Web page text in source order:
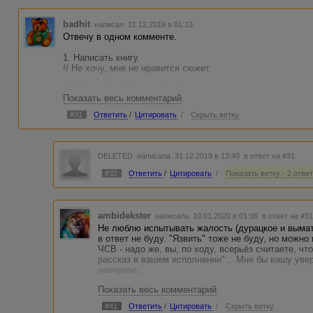
badhit написал 31.12.2019 в 01:13
Отвечу в одном комменте.
1. Написать книгу.
// Не хочу, мне не нравится сюжет.
// Да, это так. Постоянно откладывал написание, и
ночь. Пока развил идею, уже не было желания из
рассказ. В результате я наспех подправил и ушёл
Акты отбивают абзацы, не знал, как отделить, т.к.
колхоз, остановился на этих "актах", от которых не
понятно, что я даже не претендовал на что-то, и потому
туре.
4. Почему «Хроники Возрождения»
// Потому что этот набросок получился в виде хроник. А
подметила Kaurri. Да и в данном тексте нет концовки, на
тоже не долго выдумывал, просто надо было как-то
// Очепятка.
6. Вопросы от Nykko
Показать весь комментарий
#31 Ответить / Цитировать / Скрыть ветку
DELETED написала 31.12.2019 в 13:40 в ответ на #31
#32 Ответить / Цитировать / Показать ветку - 2
ambidekster написала 10.01.2020 в 01:06 в ответ на #31
Не люблю испытывать жалость (дурацкое и
в ответ не буду. "Язвить" тоже не буду, но
ЧСВ - надо же, вы, по ходу, всерьёз считаете,
рассказ в вашем исполнении"... Мне бы вашу
наверное...
На самом деле я рада, что такой рассказ
написали именно вы - у меня вообще не
Показать весь комментарий
#41 Ответить / Цитировать / Скрыть ветку